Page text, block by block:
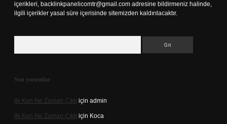
içerikleri, backlinkpanelicomtr@gmail.com adresine bildirmeniz halinde,
ilgili içerikler yasal süre içerisinde sitemizden kaldırılacaktır.
Son yorumlar
Ilk Ken Ne Zaman Çıktı için admin
Ilk Ken Ne Zaman Çıktı için Koca